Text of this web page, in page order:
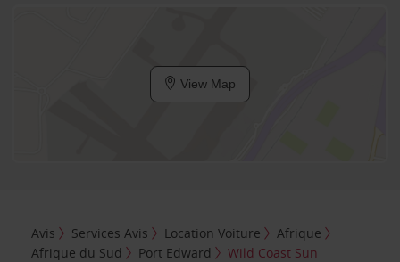
View Map
Avis Services Avis Location Voiture
Afrique
Afrique du Sud
Port Edward Wild Coast Sun